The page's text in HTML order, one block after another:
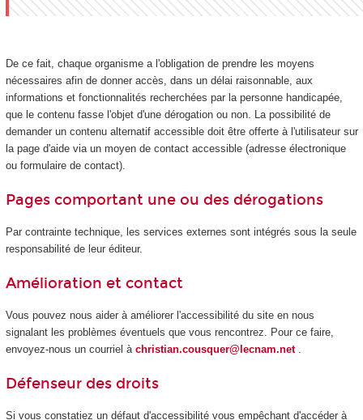
De ce fait, chaque organisme a l'obligation de prendre les moyens
nécessaires afin de donner accès, dans un délai raisonnable, aux
informations et fonctionnalités recherchées par la personne handicapée,
que le contenu fasse l'objet d'une dérogation ou non. La possibilité de
demander un contenu alternatif accessible doit être offerte à l'utilisateur sur
la page d'aide via un moyen de contact accessible (adresse électronique
ou formulaire de contact).
Pages comportant une ou des dérogations
Par contrainte technique, les services externes sont intégrés sous la seule
responsabilité de leur éditeur.
Amélioration et contact
Vous pouvez nous aider à améliorer l'accessibilité du site en nous
signalant les problèmes éventuels que vous rencontrez. Pour ce faire,
envoyez-nous un courriel à christian.cousquer@lecnam.net
Défenseur des droits
Si vous constatiez un défaut d'accessibilité vous empêchant d'accéder à